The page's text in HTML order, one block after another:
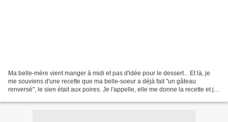
Ma belle-mère vient manger à midi et pas d'idée pour le dessert... Et là, je
me souviens d'une recette que ma belle-soeur a déjà fait "un gâteau
renversé", le sien était aux poires. Je l'appelle, elle me donne la recette et je